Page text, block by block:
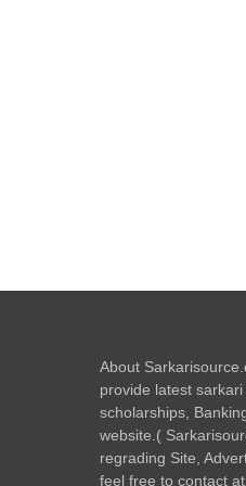
About
provide latest
scholarships,
website.(
regrading Site,
feel free to contact at